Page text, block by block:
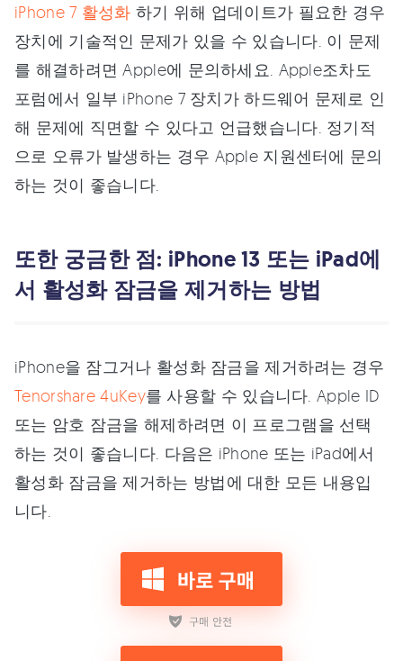
iPhone 7 활성화 하기 위해 업데이트가 필요한 경우
장치에 기술적인 문제가 있을 수 있습니다. 이 문제
를 해결하려면 Apple에 문의하세요. Apple조차도
포럼에서 일부 iPhone 7 장치가 하드웨어 문제로 인
해 문제에 직면할 수 있다고 언급했습니다. 정기적
으로 오류가 발생하는 경우 Apple 지원센터에 문의
하는 것이 좋습니다.
또한 궁금한 점: iPhone 13 또는 iPad에
서 활성화 잠금을 제거하는 방법
iPhone을 잠그거나 활성화 잠금을 제거하려는 경우
Tenorshare 4uKey를 사용할 수 있습니다. Apple ID
또는 암호 잠금을 해제하려면 이 프로그램을 선택
하는 것이 좋습니다. 다음은 iPhone 또는 iPad에서
활성화 잠금을 제거하는 방법에 대한 모든 내용입
니다.